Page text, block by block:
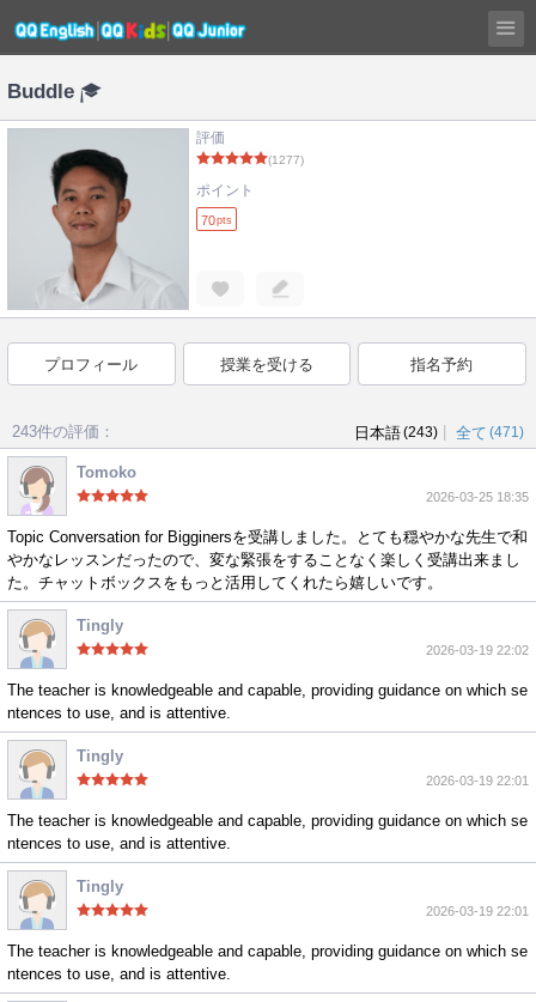
Buddle
評価
(1277)
ポイント
70pts
プロフィール 授業を受ける 指名予約
243件の評価： 日本語(243) 全て (471)
Tomoko
2026-03-25 18:35
Topic Conversation for Bigginersを受講しました。とても穏やかな先生で和
やかなレッスンだったので、変な緊張をすることなく楽しく受講出来まし
た。チャットボックスをもっと活用してくれたら嬉しいです。
Tingly
2026-03-19 22:02
The teacher is knowledgeable and capable, providing guidance on which se
ntences to use, and is attentive.
Tingly
2026-03-19 22:01
The teacher is knowledgeable and capable, providing guidance on which se
ntences to use, and is attentive.
Tingly
2026-03-19 22:01
The teacher is knowledgeable and capable, providing guidance on which se
ntences to use, and is attentive.